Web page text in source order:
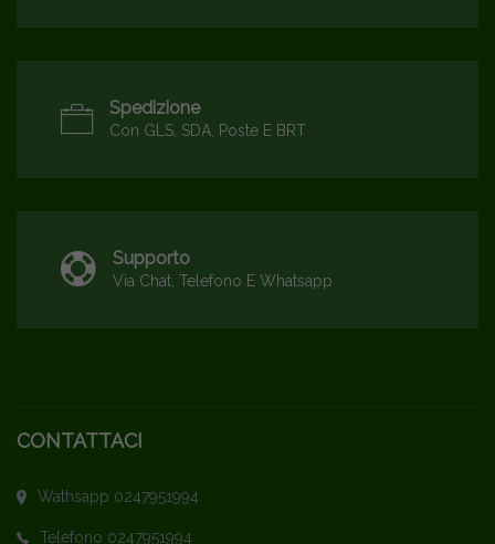
Spedizione
Con GLS, SDA, Poste E BRT
Supporto
Via Chat, Telefono E Whatsapp
CONTATTACI
Wathsapp 0247951994
Telefono 0247951994